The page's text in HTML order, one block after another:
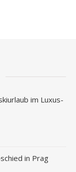
im Luxus-
in Prag